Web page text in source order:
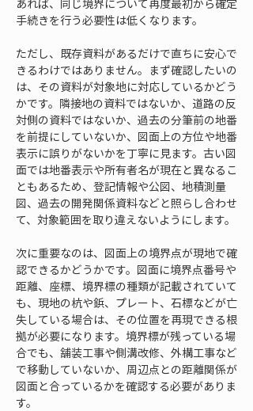
あれば、同じ境界について再度最初から確定
手続きを行う必要性は低くなります。
ただし、既存資料があるだけで直ちに安心で
きるわけではありません。まず確認したいの
は、その資料が対象地に対応しているかどう
かです。隣接地の資料ではないか、道路の反
対側の資料ではないか、過去の分筆前の地番
を前提にしていないか、図面上の方位や地番
表示に誤りがないかを丁寧に見ます。古い図
面では地番表示や所有者名が現在と異なるこ
ともあるため、登記情報や公図、地積測量
図、過去の開発関係資料などと照らし合わせ
て、対象範囲を取り違えないようにします。
次に重要なのは、図面上の境界点が現地で確
認できるかどうかです。図面に境界点番号や
距離、座標、境界標の種類が記載されていて
も、現地の杭や鋲、プレート、石標などが亡
失している場合は、その位置を再現できる根
拠が必要になります。境界標が残っている場
合でも、舗装工事や側溝改修、外構工事など
で移動していないか、周辺点との距離関係が
図面と合っているかを確認する必要がありま
す。